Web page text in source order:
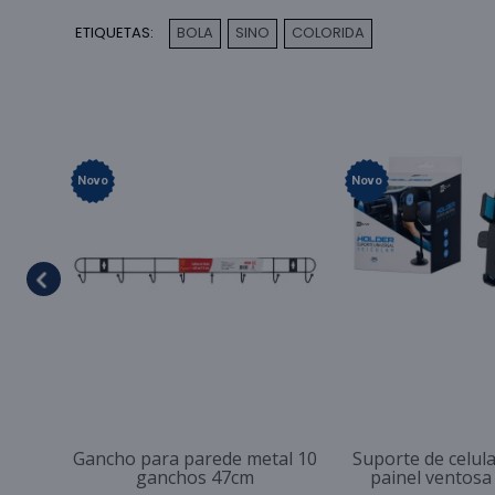
ETIQUETAS: BOLA SINO COLORIDA
Novo
Gancho para parede metal 10
ganchos 47cm
Novo
Suporte de
painel